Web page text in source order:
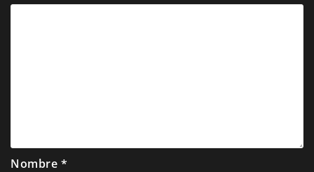
Nombre *